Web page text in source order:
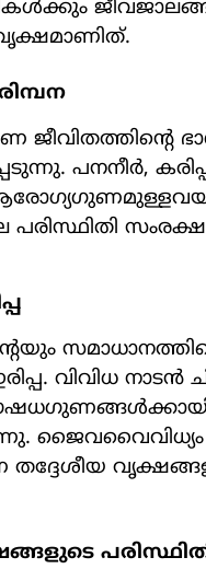
ജീവിതത്തിന്റെ
പനനീര്‍,
പരിസ്ഥിതി
വിവിധ നാടന്‍
ജൈവവൈവിധ്യം
തദ്ദേശീയ